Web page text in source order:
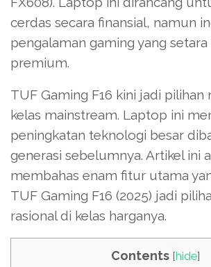
cerdas secara finansial, namun
pengalaman gaming yang setara
premium.
TUF Gaming F16 kini jadi pilihan
kelas mainstream. Laptop ini
peningkatan teknologi besar
generasi sebelumnya. Artikel ini
membahas enam fitur utama
TUF Gaming F16 (2025) jadi
rasional di kelas harganya.
Contents [hide]